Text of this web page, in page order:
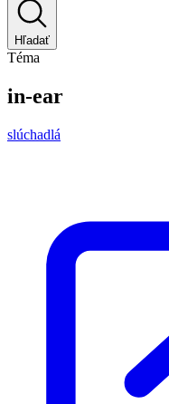
Hľadať
Téma
in-ear
slúchadlá